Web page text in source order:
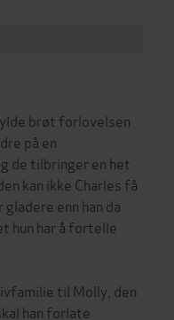
brøt forlovelsen
på en
de tilbringer en het
kan ikke Charles få
enn han da
hun har å fortelle
til Molly, den
han forlate